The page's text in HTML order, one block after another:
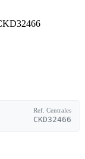
Ref. Centrales
CKD32466